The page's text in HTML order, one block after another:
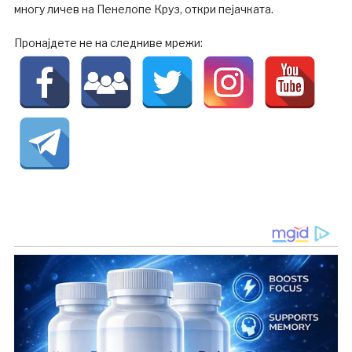
многу личев на Пенелопе Круз, откри пејачката.
Пронајдете не на следниве мрежи: